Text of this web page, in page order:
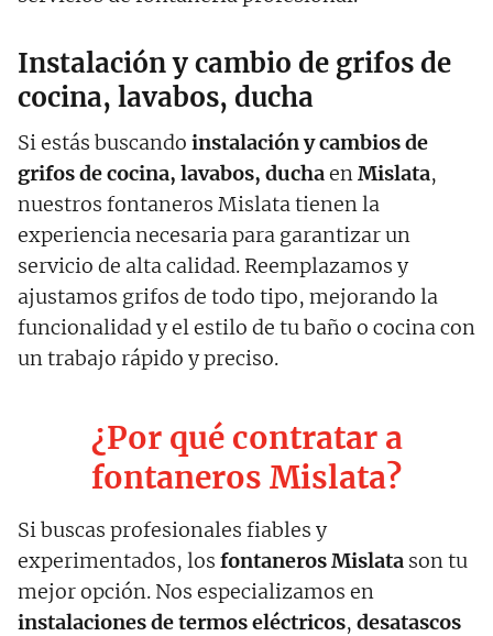
Instalación y cambio de grifos de
cocina, lavabos, ducha
Si estás buscando instalación y cambios de
grifos de cocina, lavabos, duchaenMislata,
nuestros fontaneros Mislata tienen la
experiencia necesaria para garantizar un
servicio de alta calidad. Reemplazamos y
ajustamos grifos de todo tipo, mejorando la
funcionalidad y el estilo de tu baño o cocina con
un trabajo rápido y preciso.
¿Por qué contratar a
fontaneros Mislata?
Si buscas profesionales fiables y
experimentados, los fontaneros Mislata son tu
mejor opción. Nos especializamos en
instalaciones de termos eléctricos, desatascos